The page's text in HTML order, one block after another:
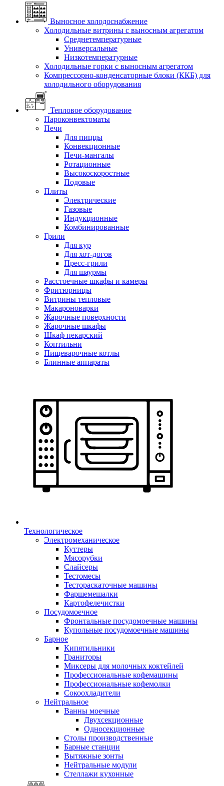
Выносное холодоснабжение
Холодильные витрины с выносным агрегатом
Среднетемпературные
Универсальные
Низкотемпературные
Холодильные горки с выносным агрегатом
Компрессорно-конденсаторные блоки (ККБ) для
холодильного оборудования
Тепловое оборудование
Пароконвектоматы
Печи
Для пиццы
Конвекционные
Печи-мангалы
Ротационные
Высокоскоростные
Подовые
Плиты
Электрические
Газовые
Индукционные
Комбинированные
Грили
Для кур
Для хот-догов
Пресс-грили
Для шаурмы
Расстоечные шкафы и камеры
Фритюрницы
Витрины тепловые
Макароноварки
Жарочные поверхности
Жарочные шкафы
Шкаф пекарский
Коптильни
Пищеварочные котлы
Блинные аппараты
Технологическое
Электромеханическое
Куттеры
Мясорубки
Слайсеры
Тестомесы
Тестораскаточные машины
Фаршемешалки
Картофелечистки
Посудомоечное
Фронтальные посудомоечные машины
Купольные посудомоечные машины
Барное
Кипятильники
Граниторы
Миксеры для молочных коктейлей
Профессиональные кофемашины
Профессиональные кофемолки
Сокоохладители
Нейтральное
Ванны моечные
Двухсекционные
Односекционные
Столы производственные
Барные станции
Вытяжные зонты
Нейтральные модули
Стеллажи кухонные